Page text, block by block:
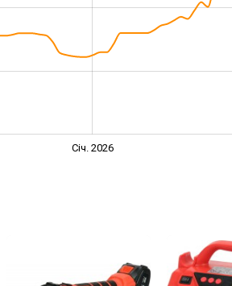
Січ. 2026